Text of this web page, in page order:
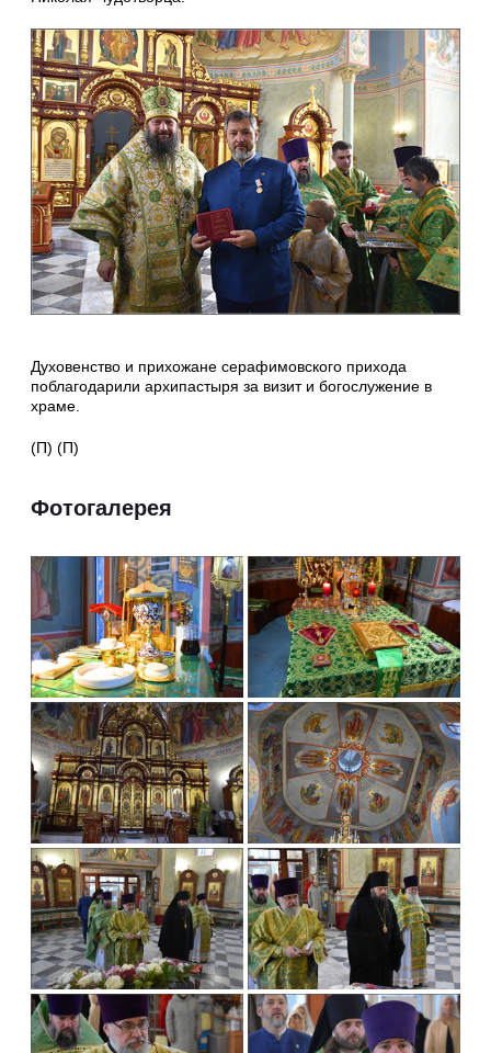
Духовенство и прихожане серафимовского прихода
поблагодарили архипастыря за визит и богослужение в
храме.
(П) (П)
Фотогалерея